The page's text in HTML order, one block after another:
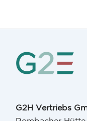
G2H Vertriebs